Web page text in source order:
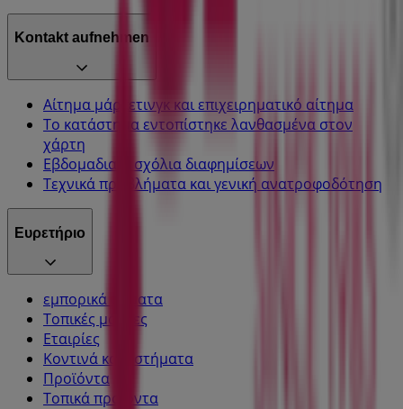
Kontakt aufnehmen
Αίτημα μάρκετινγκ και επιχειρηματικό αίτημα
Το κατάστημα εντοπίστηκε λανθασμένα στον
χάρτη
Εβδομαδιαία σχόλια διαφημίσεων
Τεχνικά προβλήματα και γενική ανατροφοδότηση
Ευρετήριο
εμπορικά σήματα
Τοπικές μάρκες
Εταιρίες
Κοντινά καταστήματα
Προϊόντα
Τοπικά προϊόντα